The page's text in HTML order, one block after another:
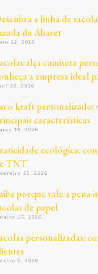
a linha de
da Abaret
22, 2026
alça camiseta
a empresa ideal
22, 2026
kraft personalizado:
características
18, 2026
ecológica:
TNT
23, 2026
porque vale a pena
de papel
16, 2026
personalizadas:
5, 2026